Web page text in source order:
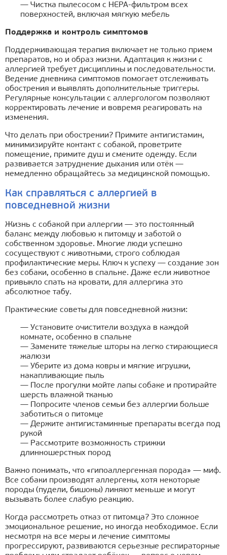
— Чистка пылесосом с HEPA-фильтром всех
поверхностей, включая мягкую мебель
Поддержка и контроль симптомов
Поддерживающая терапия включает не только прием
препаратов, но и образ жизни. Адаптация к жизни с
аллергией требует дисциплины и последовательности.
Ведение дневника симптомов помогает отслеживать
обострения и выявлять дополнительные триггеры.
Регулярные консультации с аллергологом позволяют
корректировать лечение и вовремя реагировать на
изменения.
Что делать при обострении? Примите антигистамин,
минимизируйте контакт с собакой, проветрите
помещение, примите душ и смените одежду. Если
развивается затруднение дыхания или отёк —
немедленно обращайтесь за медицинской помощью.
Как справляться с аллергией в
повседневной жизни
Жизнь с собакой при аллергии — это постоянный
баланс между любовью к питомцу и заботой о
собственном здоровье. Многие люди успешно
сосуществуют с животными, строго соблюдая
профилактические меры. Ключ к успеху — создание зон
без собаки, особенно в спальне. Даже если животное
привыкло спать на кровати, для аллергика это
абсолютное табу.
Практические советы для повседневной жизни:
— Установите очистители воздуха в каждой
комнате, особенно в спальне
— Замените тяжелые шторы на легко стирающиеся
жалюзи
— Уберите из дома ковры и мягкие игрушки,
накапливающие пыль
— После прогулки мойте лапы собаке и протирайте
шерсть влажной тканью
— Попросите членов семьи без аллергии больше
заботиться о питомце
— Держите антигистаминные препараты всегда под
рукой
— Рассмотрите возможность стрижки
длинношерстных пород
Важно понимать, что «гипоаллергенная порода» — миф.
Все собаки производят аллергены, хотя некоторые
породы (пудели, бишоны) линяют меньше и могут
вызывать более слабую реакцию.
Когда рассмотреть отказ от питомца? Это сложное
эмоциональное решение, но иногда необходимое. Если
несмотря на все меры и лечение симптомы
прогрессируют, развиваются серьезные респираторные